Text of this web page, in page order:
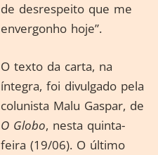
de desrespeito que me
envergonho hoje”.
O texto da carta, na
íntegra, foi divulgado pela
colunista Malu Gaspar, de
O Globo, nesta quinta-
feira (19/06). O último